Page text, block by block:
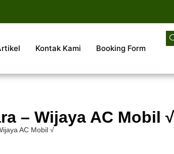
Kontak Kami Booking Form
– Wijaya AC Mobil √
AC Mobil √